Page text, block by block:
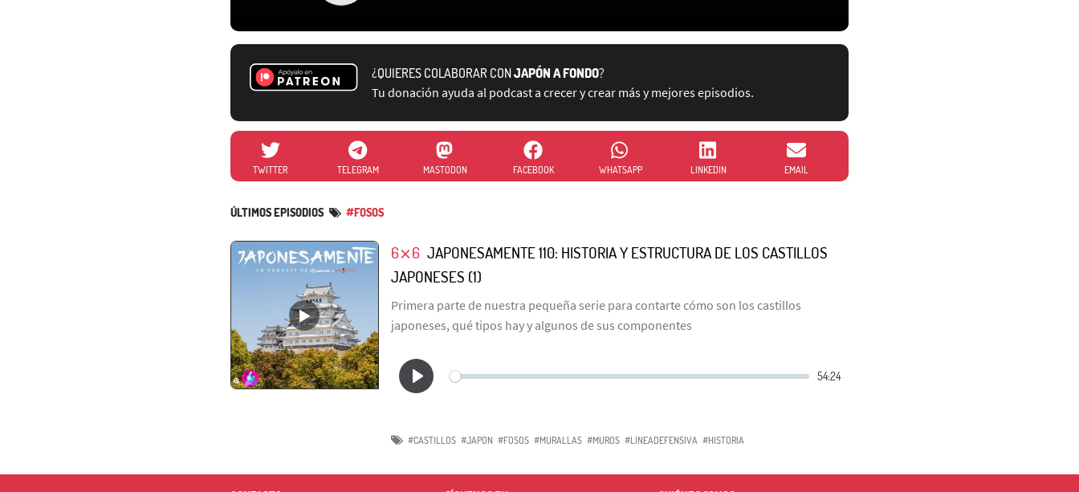
¿QUIERES COLABORAR CONJAPÓN A FONDO?
Tu donación ayuda al podcast a crecer y crear más y mejores episodios.
TWITTER TELEGRAM MASTODON FACEBOOK WHATSAPP LINKEDIN EMAIL
ÚLTIMOS EPISODIOS #FOSOS
6⨯6 JAPONESAMENTE 110: HISTORIA Y ESTRUCTURA DE LOS CASTILLOS
JAPONESES (1)
Primera parte de nuestra pequeña serie para contarte cómo son los castillos
japoneses, qué tipos hay y algunos de sus componentes
#CASTILLOS #JAPON #FOSOS #MURALLAS #MUROS #LINEADEFENSIVA #HISTORIA